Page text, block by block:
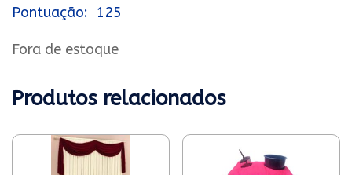
125
Fora de estoque
Produtos relacionados